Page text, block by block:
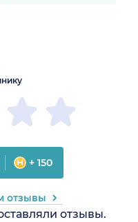
отзывы.
+ 150
отзывы